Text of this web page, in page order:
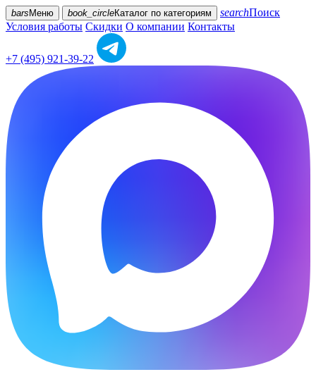
bars Меню book_circleКаталог по категориям searchПоиск
Условия работы Скидки О компании Контакты
+7 (495) 921-39-22